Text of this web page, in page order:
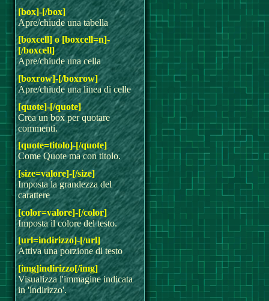
[box]-[/box]
Apre/chiude una tabella
[boxcell] o [boxcell=n]-
[/boxcell]
Apre/chiude una cella
[boxrow]-[/boxrow]
Apre/chiude una linea di celle
[quote]-[/quote]
Crea un box per quotare
commenti.
[quote=titolo]-[/quote]
Come Quote ma con titolo.
[size=valore]-[/size]
Imposta la grandezza del
carattere
[color=valore]-[/color]
Imposta il colore del testo.
[url=indirizzo]-[/url]
Attiva una porzione di testo
[img]indirizzo[/img]
Visualizza l'immagine indicata
in 'indirizzo'.